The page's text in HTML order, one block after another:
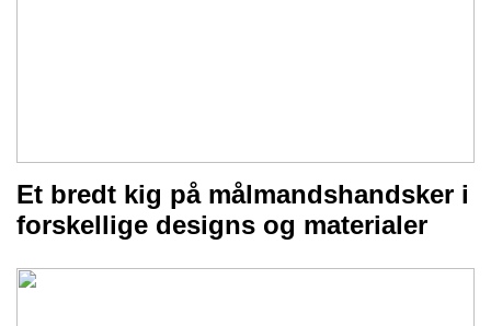
Et bredt kig på målmandshandsker i
forskellige designs og materialer